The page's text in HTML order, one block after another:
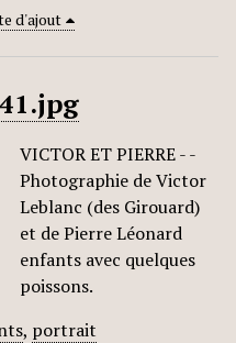
d'ajout
VICTOR ET PIERRE - -
Photographie de Victor
Leblanc (des Girouard)
et de Pierre Léonard
enfants avec quelques
poissons.
, portrait